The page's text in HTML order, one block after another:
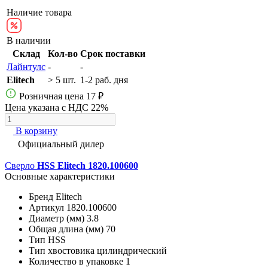
Наличие товара
В наличии
Склад
Кол-во Срок поставки
Лайнтулс -
-
Elitech
> 5 шт. 1-2 раб. дня
Розничная цена 17 ₽
Цена указана с НДС 22%
В корзину
Официальный дилер
Сверло HSS Elitech 1820.100600
Основные характеристики
Бренд Elitech
Артикул 1820.100600
Диаметр (мм) 3.8
Общая длина (мм) 70
Тип HSS
Тип хвостовика цилиндрический
Количество в упаковке 1